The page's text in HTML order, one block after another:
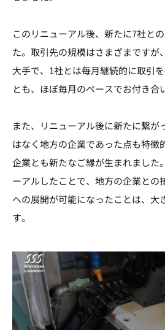
このリニューアル後、新たに7社と
た。取引先の規模はさまざまですが
大手で、1社とは毎月継続的に取引
とも、ほぼ毎月のペースでお付き合
また、リニューアル後に新たに繋が
はなく地方の企業であった点も特徴
企業とも新たなご縁が生まれました
ーアルしたことで、地方の企業との
への展開が可能になったことは、大
す。